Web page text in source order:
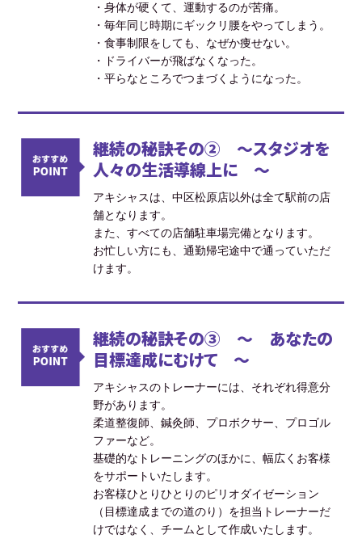
・身体が硬くて、運動するのが苦痛。
・毎年同じ時期にギックリ腰をやってしまう。
・食事制限をしても、なぜか痩せない。
・ドライバーが飛ばなくなった。
・平らなところでつまづくようになった。
継続の秘訣その② ～スタジオを
人々の生活導線上に ～
アキシャスは、中区松原店以外は全て駅前の店
舗となります。
また、すべての店舗駐車場完備となります。
お忙しい方にも、通勤帰宅途中で通っていただ
けます。
継続の秘訣その③ ～ あなたの
目標達成にむけて ～
アキシャスのトレーナーには、それぞれ得意分
野があります。
柔道整復師、鍼灸師、プロボクサー、プロゴル
ファーなど。
基礎的なトレーニングのほかに、幅広くお客様
をサポートいたします。
お客様ひとりひとりのピリオダイゼーション
（目標達成までの道のり）を担当トレーナーだ
けではなく、チームとして作成いたします。